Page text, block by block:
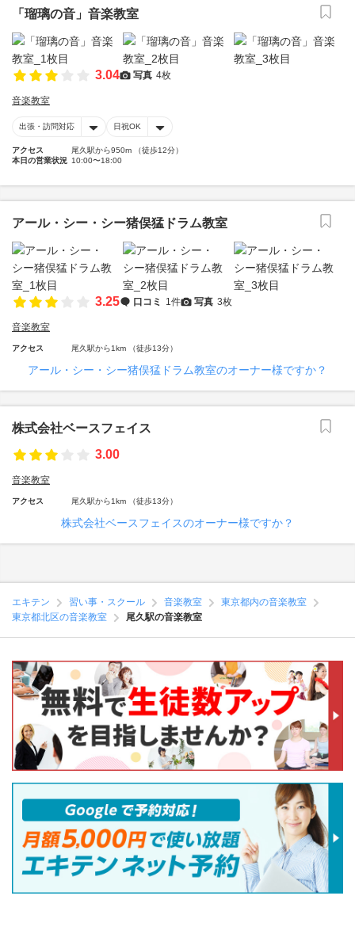
「瑠璃の音」音楽教室
3.04 写真 4枚
音楽教室
出張・訪問対応 日祝OK
アクセス
尾久駅から950m （徒歩12分）
本日の営業状況 10:00〜18:00
アール・シー・シー猪俣猛ドラム教室
3.25 口コミ 1件 写真 3枚
音楽教室
アクセス 尾久駅から1km （徒歩13分）
アール・シー・シー猪俣猛ドラム教室のオーナー様ですか？
株式会社ベースフェイス
3.00
音楽教室
アクセス 尾久駅から1km （徒歩13分）
株式会社ベースフェイスのオーナー様ですか？
エキテン 習い事・スクール 音楽教室
東京都内の音楽教室
東京都北区の音楽教室
尾久駅の音楽教室